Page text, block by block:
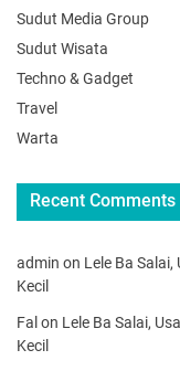
Sudut Media Group
Sudut Wisata
Techno & Gadget
Travel
Warta
Recent Comments
admin on Lele Ba
Kecil
Fal on Lele Ba Salai,
Kecil